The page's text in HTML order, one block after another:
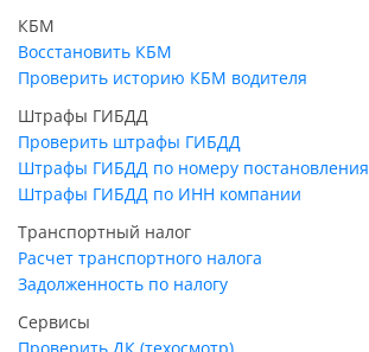
КБМ
Восстановить КБМ
Проверить историю КБМ водителя
Штрафы ГИБДД
Проверить штрафы ГИБДД
Штрафы ГИБДД по номеру постановления
Штрафы ГИБДД по ИНН компании
Транспортный налог
Расчет транспортного налога
Задолженность по налогу
Сервисы